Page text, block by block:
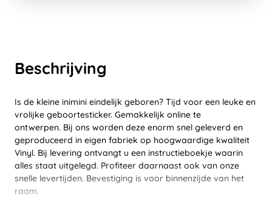
Beschrijving
Is de kleine inimini eindelijk geboren? Tijd voor een leuke en
vrolijke geboortesticker. Gemakkelijk online te
ontwerpen. Bij ons worden deze enorm snel geleverd en
geproduceerd in eigen fabriek op hoogwaardige kwaliteit
Vinyl. Bij levering ontvangt u een instructieboekje waarin
alles staat uitgelegd. Profiteer daarnaast ook van onze
snelle levertijden. Bevestiging is voor binnenzijde van het
raam.